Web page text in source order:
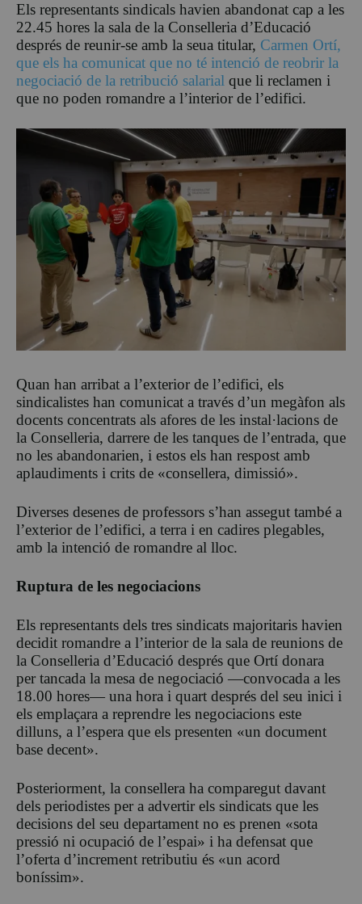
Els representants sindicals havien abandonat cap a les
22.45 hores la sala de la Conselleria d’Educació
després de reunir-se amb la seua titular, Carmen Ortí,
que els ha comunicat que no té intenció de reobrir la
negociació de la retribució salarial que li reclamen i
que no poden romandre a l’interior de l’edifici.
Quan han arribat a l’exterior de l’edifici, els
sindicalistes han comunicat a través d’un megàfon als
docents concentrats als afores de les instal·lacions de
la Conselleria, darrere de les tanques de l’entrada, que
no les abandonarien, i estos els han respost amb
aplaudiments i crits de «consellera, dimissió».
Diverses desenes de professors s’han assegut també a
l’exterior de l’edifici, a terra i en cadires plegables,
amb la intenció de romandre al lloc.
Ruptura de les negociacions
Els representants dels tres sindicats majoritaris havien
decidit romandre a l’interior de la sala de reunions de
la Conselleria d’Educació després que Ortí donara
per tancada la mesa de negociació —convocada a les
18.00 hores— una hora i quart després del seu inici i
els emplaçara a reprendre les negociacions este
dilluns, a l’espera que els presenten «un document
base decent».
Posteriorment, la consellera ha comparegut davant
dels periodistes per a advertir els sindicats que les
decisions del seu departament no es prenen «sota
pressió ni ocupació de l’espai» i ha defensat que
l’oferta d’increment retributiu és «un acord
boníssim».